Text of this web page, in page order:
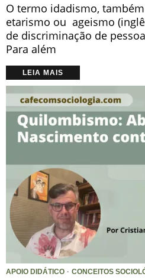
O termo idadismo,
etarismo ou ageismo
de discriminação de
Para além
LEIA MAIS
APOIO DIDÁTICO · CONCEITOS